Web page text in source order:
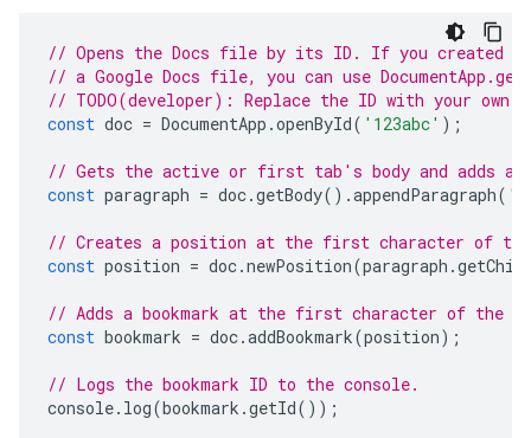
// Opens the Docs file by its ID. If you created
// a Google Docs file, you can use
// TODO(developer): Replace the ID with your own.
const doc = DocumentApp .openById( '123abc' );
// Gets the active or first tab's body and adds a
const paragraph = doc.getBody().appendParagraph(
// Creates a position at the first character of the
const position = doc.newPosition(paragraph .
// Adds a bookmark at the first character of the
const bookmark = doc.addBookmark(position);
// Logs the bookmark ID to the console.
console. log(bookmark .getId());